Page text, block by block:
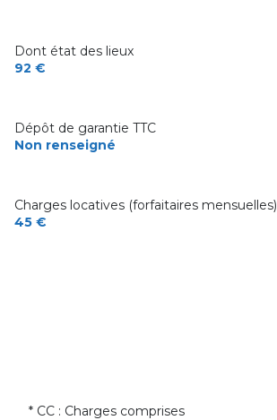
Dont état des lieux
92 €
Dépôt de garantie TTC
Non renseigné
Charges locatives (forfaitaires mensuelles)
45 €
* CC : Charges comprises